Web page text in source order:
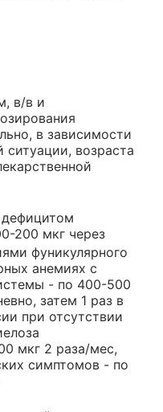
в/в и
в зависимости
ситуации, возраста
200 мкг через
фуникулярного
анемиях с
- по 400-500
затем 1 раз в
при отсутствии
мкг 2 раза/мес,
симптомов - по